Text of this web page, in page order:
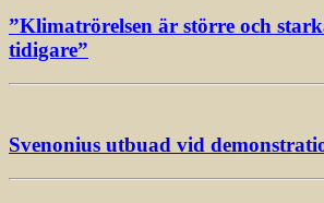
”Klimatrörelsen är större och
tidigare”
Svenonius utbuad vid